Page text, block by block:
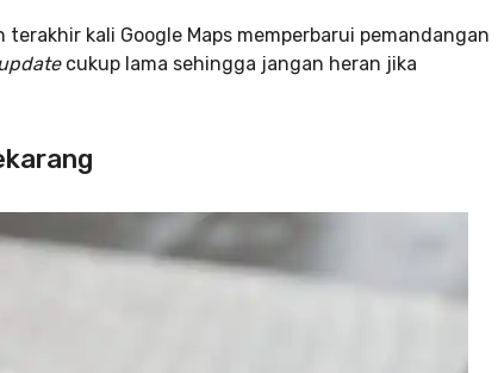
terakhir kali Google Maps memperbarui pemandangan
cukup lama sehingga jangan heran jika